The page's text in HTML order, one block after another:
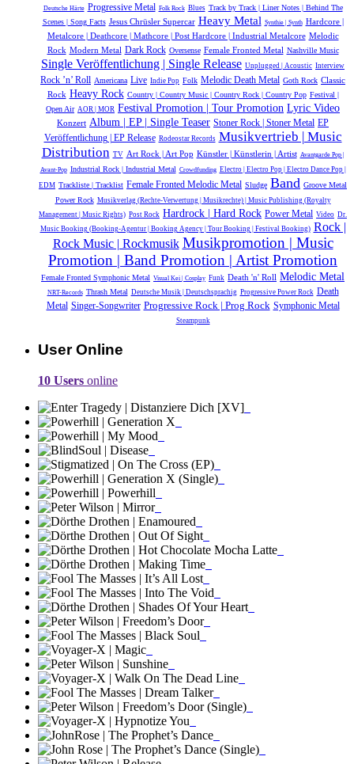
Deutsche Härte Progressive Metal Folk Rock Blues Track by Track | Liner Notes | Behind The
Scenes | Song Facts Jesus Chrüsler Supercar Heavy Metal Synthie | Synth Hardcore |
Metalcore | Deathcore | Mathcore | Post Hardcore | Industrial Metalcore Melodic
Rock Modern Metal Dark Rock Oversense Female Fronted Metal Nashville Music
Single Veröffentlichung | Single Release Unplugged | Acoustic Interview
Rock ’n’ Roll Americana Live Indie Pop Folk Melodic Death Metal Goth Rock Classic
Rock Heavy Rock Country | Country Music | Country Rock | Country Pop Festival |
Open Air AOR | MOR Festival Promotion | Tour Promotion Lyric Video
Konzert Album | EP | Single Teaser Stoner Rock | Stoner Metal EP
Veröffentlichung | EP Release Rodeostar Records Musikvertrieb | Music
Distribution TV Art Rock | Art Pop Künstler | Künstlerin | Artist Avantgarde Pop |
Avant-Pop Industrial Rock | Industrial Metal Crowdfunding Electro | Electro Pop | Electro Dance Pop |
EDM Trackliste | Tracklist Female Fronted Melodic Metal Sludge Band Groove Metal
Power Rock Musikverlag (Rechte-Verwertung | Musikrechte) | Music Publishing (Royalty
Management | Music Rights) Post Rock Hardrock | Hard Rock Power Metal Video Dr.
Music Booking (Booking-Agentur | Booking Agency | Tour Booking | Festival Booking) Rock |
Rock Music | Rockmusik Musikpromotion | Music
Promotion | Band Promotion | Artist Promotion
Female Fronted Symphonic Metal Visual Kei | Cosplay Funk Death 'n' Roll Melodic Metal
NRT-Records Thrash Metal Deutsche Musik |‎ Deutschsprachig Progressive Power Rock
Death
Metal Singer-Songwriter Progressive Rock | Prog Rock Symphonic Metal
Steampunk
User Online
10 Users online